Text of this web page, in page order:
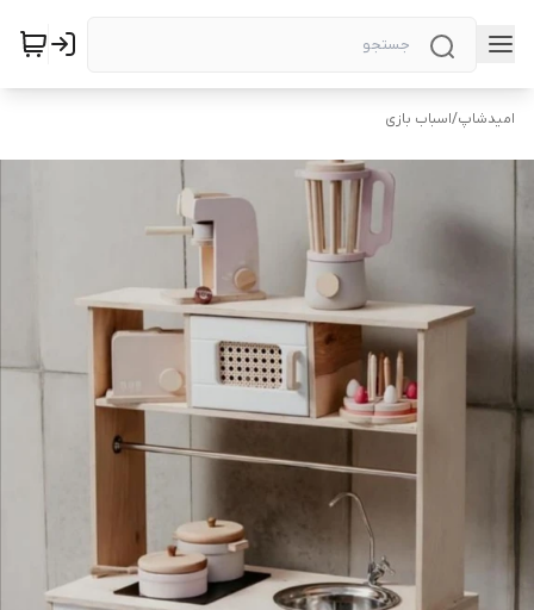
امیدشاپ/اسباب بازی